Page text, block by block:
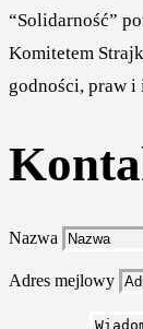
“Solidarność”
Komitetem
godności, praw
Nazwa
Adres mejlowy